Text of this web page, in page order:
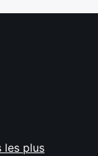
les plus